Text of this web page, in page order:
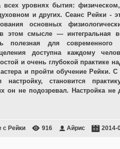
всех уровнях бытия:
и других. Сеанс Рейки -
основных
этом смысле — интегральная
полезная для современного
доступна каждому
и очень глубокой практике
и пройти обучение Рейки. С
настройку, становится
он не подозревал. Настройка не
с Рейки 916 Айрис 2014-